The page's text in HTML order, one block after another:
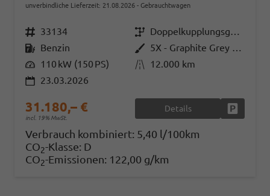
unverbindliche Lieferzeit: 21.08.2026 Gebrauchtwagen
Fahrzeugnr. 33134 Getriebe
Doppelkupplungsgetriebe (DSG)
Kraftstoff Benzin Außenfarbe
5X - Graphite Grey Met.
Leistung 110 kW (150 PS) Kilometerstand 12.000 km
23.03.2026
31.180,– €
incl. 19% MwSt.
Details
Verbrauch kombiniert: 5,40 l/100km
CO2-Klasse: D
CO2-Emissionen: 122,00 g/km